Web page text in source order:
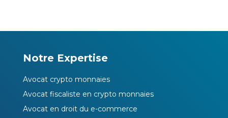
Notre Expertise
Avocat crypto monnaies
Avocat fiscaliste en crypto monnaies
Avocat en droit du e-commerce